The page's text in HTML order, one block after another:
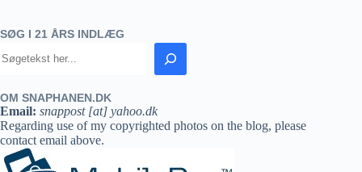
SØG I 21 ÅRS INDLÆG
OM SNAPHANEN.DK
Email: snappost [at] yahoo.dk
Regarding use of my copyrighted photos on the blog, please
contact email above.